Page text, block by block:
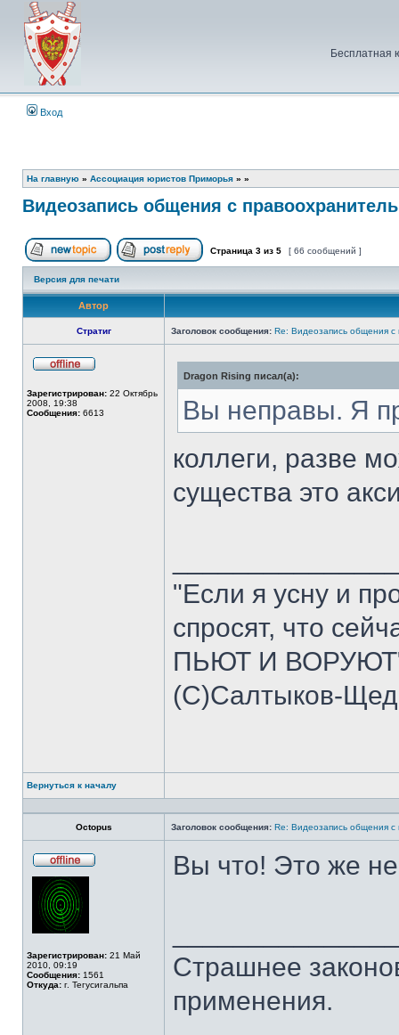
Бесплатная
Вход
На главную » Ассоциация юристов Приморья » »
Видеозапись общения с
Начать новую тему Ответить на тему
Страница 3 из 5 [ 66 сообщений ]
Версия для печати
Автор
Стратиг Заголовок сообщения: Re: Видеозапись общения
сети
Зарегистрирован: 22 Октябрь
2008, 19:38
Сообщения: 6613
Dragon Rising писал(а):
Вы неправы. Я
коллеги, разве
существа это
"Если я усну и
спросят, что
ПЬЮТ И
(C)Салтыков-
Вернуться к началу
Профиль
Octopus Заголовок сообщения: Re: Видеозапись общения
Зарегистрирован: 21 Май
2010, 09:19
Сообщения: 1561
Откуда: г. Тегусигальпа
Вы что! Это же
Страшнее
применения.